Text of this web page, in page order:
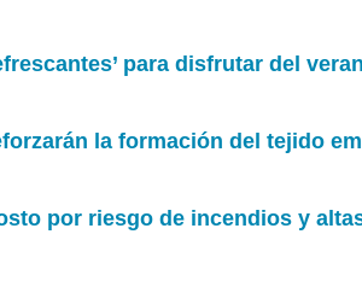
para disfrutar del
la formación del tejido
por riesgo de incendios y